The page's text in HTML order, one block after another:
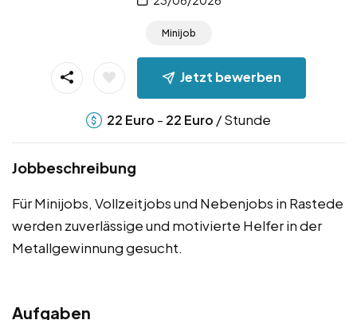
Minijob
Jetzt bewerben
22 Euro - 22 Euro / Stunde
Jobbeschreibung
Für Minijobs, Vollzeitjobs und Nebenjobs in Rastede
werden zuverlässige und motivierte Helfer in der
Metallgewinnung gesucht.
Aufgaben